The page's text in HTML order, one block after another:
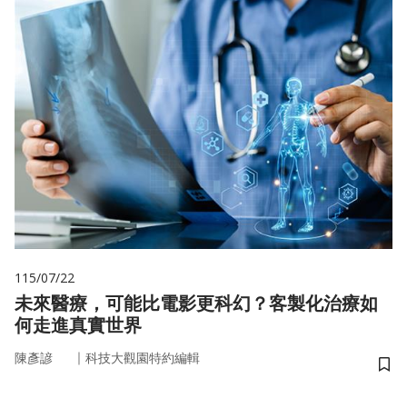
115/07/22
未來醫療，可能比電影更科幻？客製化治療如
何走進真實世界
陳彥諺 ｜ 科技大觀園特約編輯
儲